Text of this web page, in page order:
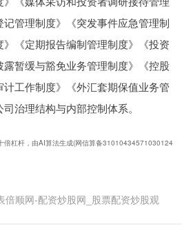
管理制度》《突发事件应急管理制
《定期报告编制管理制度》《投资
暂缓与豁免业务管理制度》《控股
工作制度》《外汇套期保值业务管
治理结构与内部控制体系。
倍杠杆，由AI算法生成(网信算备31010434571030124
倍顺网-配资炒股网_股票配资炒股观